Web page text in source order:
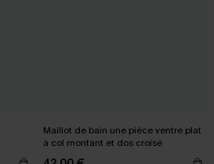
Maillot de bain une pièce ventre plat
à col montant et dos croisé